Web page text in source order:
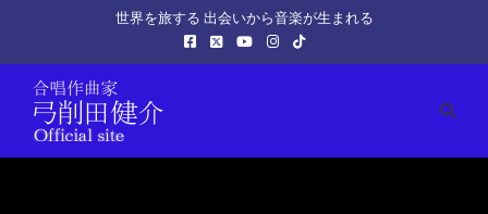
世界を旅する 出会いから音楽が生まれる